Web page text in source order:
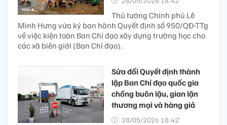
Thủ tướng Chính phủ Lê
Minh Hưng vừa ký ban hành Quyết định số 950/QĐ-TTg
về việc kiện toàn Ban Chỉ đạo xây dựng trường học cho
các xã biên giới (Ban Chỉ đạo).
Sửa đổi Quyết định thành
lập Ban Chỉ đạo quốc gia
chống buôn lậu, gian lận
thương mại và hàng giả
28/05/2026 18:42’